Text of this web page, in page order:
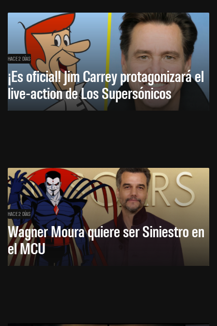
HACE 2 DÍAS
¡Es oficial! Jim Carrey protagonizará el
live-action de Los Supersónicos
HACE 2 DÍAS
Wagner Moura quiere ser Siniestro en
el MCU